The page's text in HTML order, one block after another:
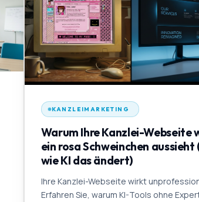
KANZLEIMARKETING
Warum Ihre Kanzlei-Webseite
ein rosa Schweinchen aussieht
wie KI das ändert)
Ihre Kanzlei-Webseite wirkt
Erfahren Sie, warum KI-Tools ohne